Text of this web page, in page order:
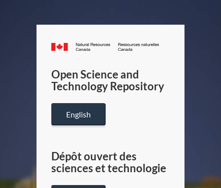
Canada.ca
/
Canada
Open Science and
Technology Repository
English
Dépôt ouvert des
sciences et technologie